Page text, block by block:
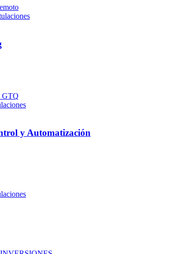
GTQ
y Automatización